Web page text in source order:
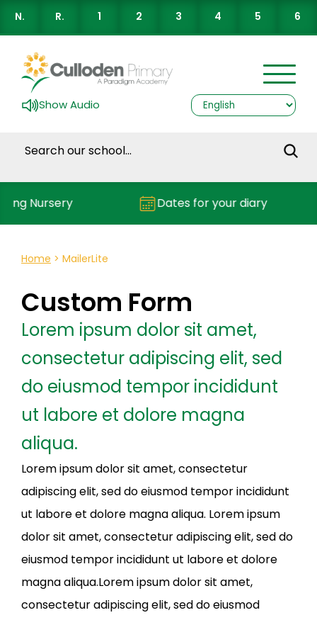
N. R. 1 2 3 4 5 6
Show Audio
Nursery Dates for your diary
Home > MailerLite
Custom Form
Lorem ipsum dolor sit amet,
consectetur adipiscing elit, sed
do eiusmod tempor incididunt
ut labore et dolore magna
aliqua.
Lorem ipsum dolor sit amet, consectetur
adipiscing elit, sed do eiusmod tempor incididunt
ut labore et dolore magna aliqua. Lorem ipsum
dolor sit amet, consectetur adipiscing elit, sed do
eiusmod tempor incididunt ut labore et dolore
magna aliqua.Lorem ipsum dolor sit amet,
consectetur adipiscing elit, sed do eiusmod